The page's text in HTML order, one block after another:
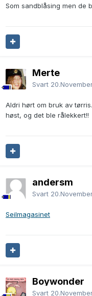
Som sandblåsing men de
Merte
Svart
Aldri hørt om bruk av
høst, og det ble rålekkert!!
andersm
Svart
Seilmagasinet
Boywonder
Svart